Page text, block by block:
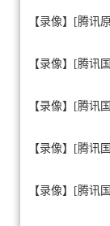
【录像】[腾讯
【录像】[腾讯
【录像】[腾讯
【录像】[腾讯
【录像】[腾讯